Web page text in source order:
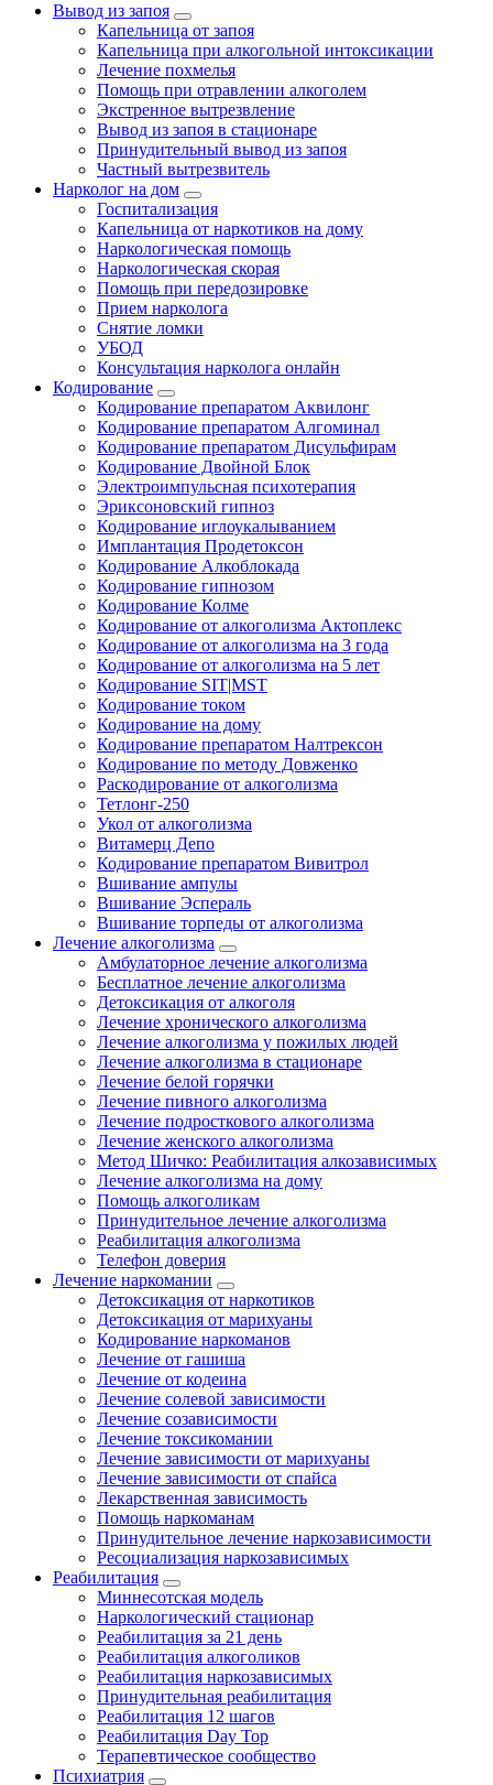
Вывод из запоя
Капельница от запоя
Капельница при алкогольной интоксикации
Лечение похмелья
Помощь при отравлении алкоголем
Экстренное вытрезвление
Вывод из запоя в стационаре
Принудительный вывод из запоя
Частный вытрезвитель
Нарколог на дом
Госпитализация
Капельница от наркотиков на дому
Наркологическая помощь
Наркологическая скорая
Помощь при передозировке
Прием нарколога
Снятие ломки
УБОД
Консультация нарколога онлайн
Кодирование
Кодирование препаратом Аквилонг
Кодирование препаратом Алгоминал
Кодирование препаратом Дисульфирам
Кодирование Двойной Блок
Электроимпульсная психотерапия
Эриксоновский гипноз
Кодирование иглоукалыванием
Имплантация Продетоксон
Кодирование Алкоблокада
Кодирование гипнозом
Кодирование Колме
Кодирование от алкоголизма Актоплекс
Кодирование от алкоголизма на 3 года
Кодирование от алкоголизма на 5 лет
Кодирование SIT|MST
Кодирование током
Кодирование на дому
Кодирование препаратом Налтрексон
Кодирование по методу Довженко
Раскодирование от алкоголизма
Тетлонг-250
Укол от алкоголизма
Витамерц Депо
Кодирование препаратом Вивитрол
Вшивание ампулы
Вшивание Эспераль
Вшивание торпеды от алкоголизма
Лечение алкоголизма
Амбулаторное лечение алкоголизма
Бесплатное лечение алкоголизма
Детоксикация от алкоголя
Лечение хронического алкоголизма
Лечение алкоголизма у пожилых людей
Лечение алкоголизма в стационаре
Лечение белой горячки
Лечение пивного алкоголизма
Лечение подросткового алкоголизма
Лечение женского алкоголизма
Метод Шичко: Реабилитация алкозависимых
Лечение алкоголизма на дому
Помощь алкоголикам
Принудительное лечение алкоголизма
Реабилитация алкоголизма
Телефон доверия
Лечение наркомании
Детоксикация от наркотиков
Детоксикация от марихуаны
Кодирование наркоманов
Лечение от гашиша
Лечение от кодеина
Лечение солевой зависимости
Лечение созависимости
Лечение токсикомании
Лечение зависимости от марихуаны
Лечение зависимости от спайса
Лекарственная зависимость
Помощь наркоманам
Принудительное лечение наркозависимости
Ресоциализация наркозависимых
Реабилитация
Миннесотская модель
Наркологический стационар
Реабилитация за 21 день
Реабилитация алкоголиков
Реабилитация наркозависимых
Принудительная реабилитация
Реабилитация 12 шагов
Реабилитация Day Top
Терапевтическое сообщество
Психиатрия